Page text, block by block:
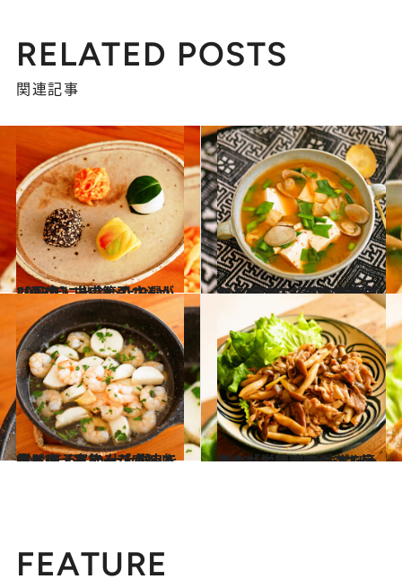
RELATED POSTS
関連記事
2023.12.16
【画像】白央篤司さんが2023年に出会ったおいしいもの・いいもの10選
グルメ 2024.3.16
もう「にら」は余らせない！ 覚えて損なし【簡単アイデアレシピ】 チゲ風スープ、にら玉味噌汁ほか
グルメ
2024.2.17
技あり【アヒージョ】レシピ ほっくり仕上がって食べ応えもアップ 竹串を刺せば、家飲みが盛り上がる！
グルメ 2023.11.10
【レシピ】下味ナシで簡単おいしい 秋の味覚たっぷり「生姜焼き」 ボリュームも栄養バランスも良し！
グルメ
FEATURE